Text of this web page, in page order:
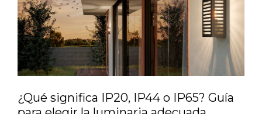
¿Qué significa IP20, IP44 o IP65? Guía